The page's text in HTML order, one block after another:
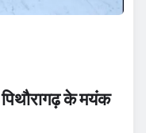
के मयंक